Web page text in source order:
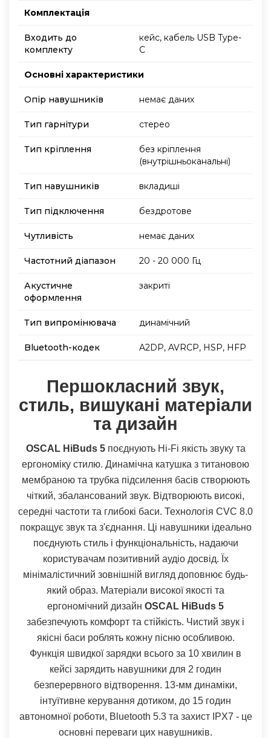
Комплектація
Входить до
комплекту
кейс, кабель USB Type-
C
Основнi характеристики
Опір навушників немає даних
Тип гарнітури стерео
Тип кріплення
без кріплення
(внутрішньоканальні)
Тип навушників вкладиші
Тип підключення бездротове
Чутливість немає даних
Частотний діапазон 20 - 20 000 Гц
Акустичне
оформлення
закриті
Тип випромінювача динамічний
Bluetooth-кодек A2DP, AVRCP, HSP, HFP
Першокласний звук,
стиль, вишукані матеріали
та дизайн
OSCAL HiBuds 5поєднують Hi-Fi якість звуку та
ергономіку стилю. Динамічна катушка з титановою
мембраною та трубка підсилення басів створюють
чіткий, збалансований звук. Відтворюють високі,
середні частоти та глибокі баси. Технологія CVC 8.0
покращує звук та з'єднання. Ці навушники ідеально
поєднують стиль і функціональність, надаючи
користувачам позитивний аудіо досвід. Їх
мінімалістичний зовнішній вигляд доповнює будь-
який образ. Матеріали високої якості та
ергономічний дизайн OSCAL HiBuds 5
забезпечують комфорт та стійкість. Чистий звук і
якісні баси роблять кожну пісню особливою.
Функція швидкої зарядки всього за 10 хвилин в
кейсі зарядить навушники для 2 годин
безперервного відтворення. 13-мм динаміки,
інтуїтивне керування дотиком, до 15 годин
автономної роботи, Bluetooth 5.3 та захист IPX7 - це
основні переваги цих навушників.